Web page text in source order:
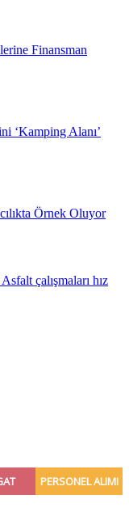
Finansman
‘Kamping Alanı’
Örnek Oluyor
çalışmaları hız